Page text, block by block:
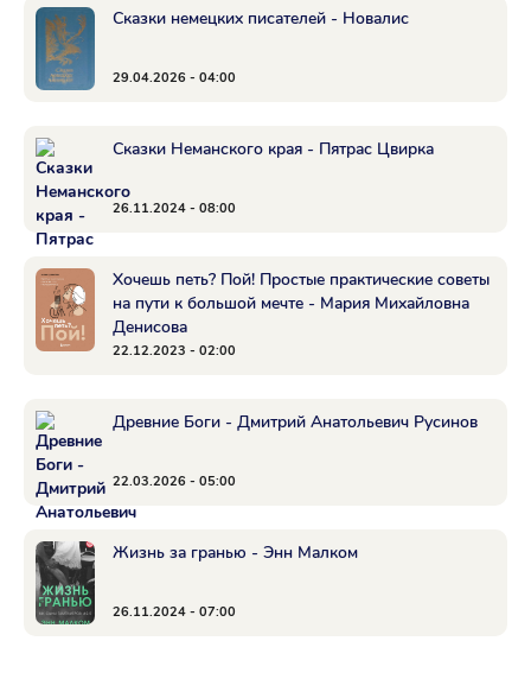
Сказки немецких писателей - Новалис
29.04.2026 - 04:00
Сказки Неманского края - Пятрас Цвирка
26.11.2024 - 08:00
Хочешь петь? Пой! Простые практические советы
на пути к большой мечте - Мария Михайловна
Денисова
22.12.2023 - 02:00
Древние Боги - Дмитрий Анатольевич Русинов
22.03.2026 - 05:00
Жизнь за гранью - Энн Малком
26.11.2024 - 07:00